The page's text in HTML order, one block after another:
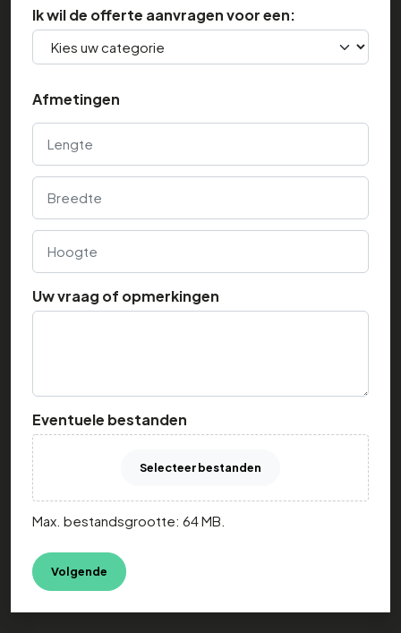
Ik wil de offerte aanvragen voor een:
Afmetingen
Lengte
Breedte
Hoogte
Uw vraag of opmerkingen
Eventuele bestanden
Selecteer bestanden
Max. bestandsgrootte: 64 MB.